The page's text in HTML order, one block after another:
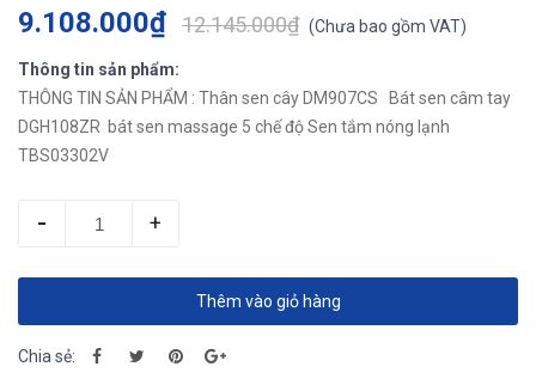
9.108.000₫ 12.145.000₫ (Chưa bao gồm VAT)
Thông tin sản phẩm:
THÔNG TIN SẢN PHẨM : Thân sen cây DM907CS Bát sen câm tay
DGH108ZR bát sen massage 5 chế độ Sen tắm nóng lạnh
TBS03302V
- +
Thêm vào giỏ hàng
Chia sẻ: